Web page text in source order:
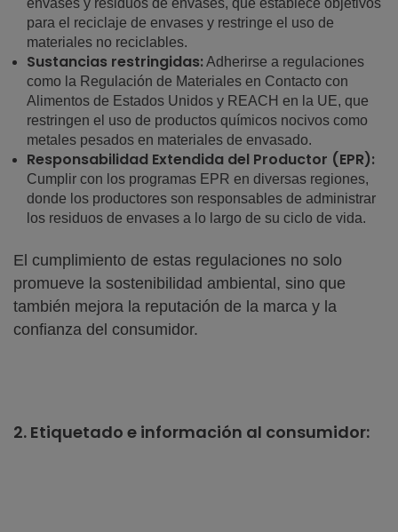
envases y residuos de envases, que establece objetivos
para el reciclaje de envases y restringe el uso de
materiales no reciclables.
Sustancias restringidas:Adherirse a regulaciones
como la Regulación de Materiales en Contacto con
Alimentos de Estados Unidos y REACH en la UE, que
restringen el uso de productos químicos nocivos como
metales pesados en materiales de envasado.
Responsabilidad Extendida del Productor (EPR):
Cumplir con los programas EPR en diversas regiones,
donde los productores son responsables de administrar
los residuos de envases a lo largo de su ciclo de vida.
El cumplimiento de estas regulaciones no solo
promueve la sostenibilidad ambiental, sino que
también mejora la reputación de la marca y la
confianza del consumidor.
2. Etiquetado e información al consumidor: